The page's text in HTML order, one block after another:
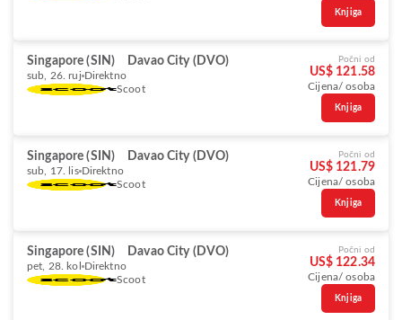
Knjiga
Singapore (SIN) Davao City (DVO)
sub, 26. ruj Direktno
Scoot
Počni od
US$ 121.58
Cijena/ osoba
Knjiga
Singapore (SIN) Davao City (DVO)
sub, 17. lis Direktno
Scoot
Počni od
US$ 121.79
Cijena/ osoba
Knjiga
Singapore (SIN) Davao City (DVO)
pet, 28. kol Direktno
Scoot
Počni od
US$ 122.34
Cijena/ osoba
Knjiga